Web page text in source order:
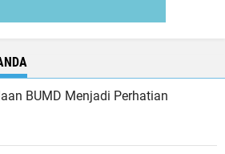
BUMD Menjadi Perhatian